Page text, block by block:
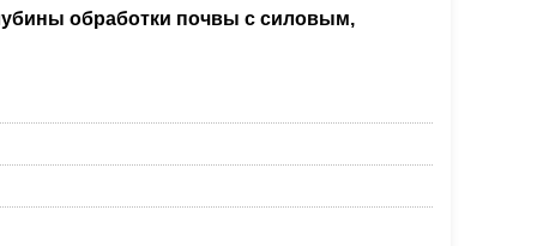
обработки почвы с силовым,